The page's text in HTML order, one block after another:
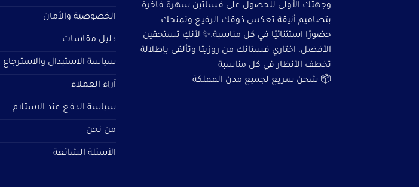
وجهتك الأولى للحصول على فساتين سهرة فاخرة
بتصاميم أنيقة تعكس ذوقك الرفيع وتمنحك
حضورًا استثنائيًا في كل مناسبة.✨ لأنكِ تستحقين
الأفضل، اختاري فستانك من روزيتا وتألقى بإطلالة
تخطف الأنظار في كل مناسبة
📦 شحن سريع لجميع مدن المملكة
الخصوصية والأمان
دليل مقاسات
سياسة الاستبدال والاسترجاع
آراء العملاء
سياسة الدفع عند الاستلام
من نحن
الأسئلة الشائعة